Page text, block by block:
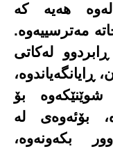
هەیە کە
مەترسییەوە.
لەکاتی
ڕایانگەیاندوە،
بۆ
بۆئەوەی لە
بکەونەوە،